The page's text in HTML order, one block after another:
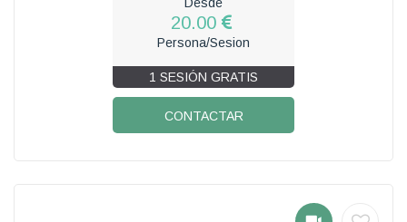
20.00
Persona/Sesion
1 SESIÓN GRATIS
CONTACTAR